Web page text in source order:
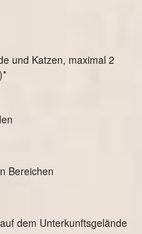
und Katzen, maximal 2
Bereichen
dem Unterkunftsgelände